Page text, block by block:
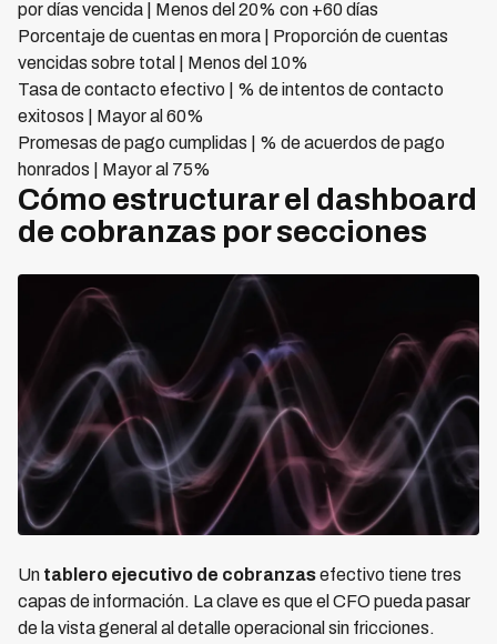
por días vencida | Menos del 20% con +60 días
Porcentaje de cuentas en mora | Proporción de cuentas
vencidas sobre total | Menos del 10%
Tasa de contacto efectivo | % de intentos de contacto
exitosos | Mayor al 60%
Promesas de pago cumplidas | % de acuerdos de pago
honrados | Mayor al 75%
Cómo estructurar el dashboard
de cobranzas por secciones
Un tablero ejecutivo de cobranzasefectivo tiene tres
capas de información. La clave es que el CFO pueda pasar
de la vista general al detalle operacional sin fricciones.